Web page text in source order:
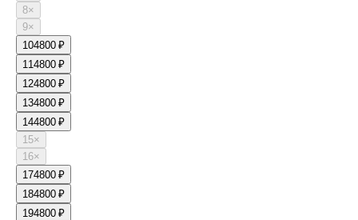
8×
9×
104800 ₽
114800 ₽
124800 ₽
134800 ₽
144800 ₽
15×
16×
174800 ₽
184800 ₽
194800 ₽